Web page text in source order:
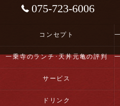
075-723-6006
コンセプト
一乗寺のランチ･天丼元亀の評判
サービス
ドリンク